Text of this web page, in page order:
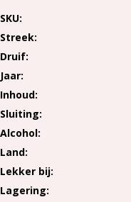
SKU
Streek
Druif
Jaar
Inhoud
Sluiting
Alcohol
Land
Lekker bij
Lagering